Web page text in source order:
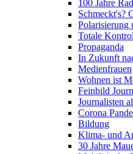
100 Jahre
Schmeckt's?
Polarisierung
Totale
Propaganda
In Zukunft
Medienfrauen
Wohnen ist
Feinbild
Journalisten
Corona
Bildung
Klima- und
30 Jahre